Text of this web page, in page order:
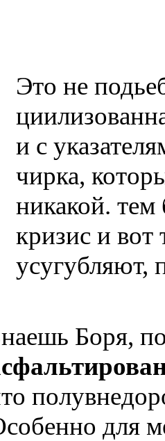
Это не
и с
чирка,
никакой. тем
кризис и вот
усугубляют,
Боря,
для